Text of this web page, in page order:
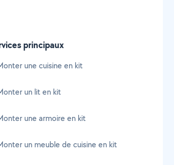
principaux
une cuisine en kit
un lit en kit
une armoire en kit
un meuble de cuisine en kit